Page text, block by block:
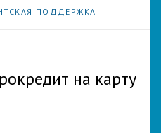
ПОДДЕРЖКА
на карту